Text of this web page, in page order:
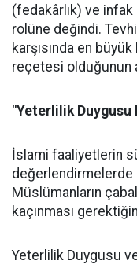
(fedakârlık) ve
rolüne değindi.
karşısında en
reçetesi olduğunun
"Yeterlilik Duygusu
İslami faaliyetlerin
değerlendirmelerde
Müslümanların
kaçınması
Yeterlilik Duygusu ve